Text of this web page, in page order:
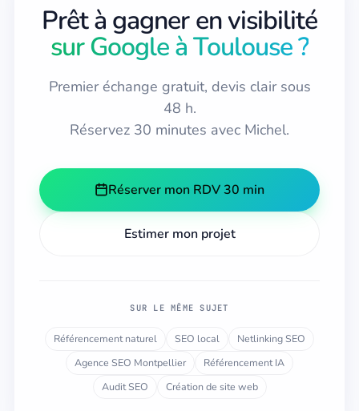
Prêt à gagner en visibilité
sur Google à Toulouse ?
Premier échange gratuit, devis clair sous
48 h.
Réservez 30 minutes avec Michel.
Réserver mon RDV 30 min
Estimer mon projet
SUR LE MÊME SUJET
Référencement naturel SEO local
Netlinking SEO
Agence SEO Montpellier
Référencement IA
Audit SEO
Création de site web